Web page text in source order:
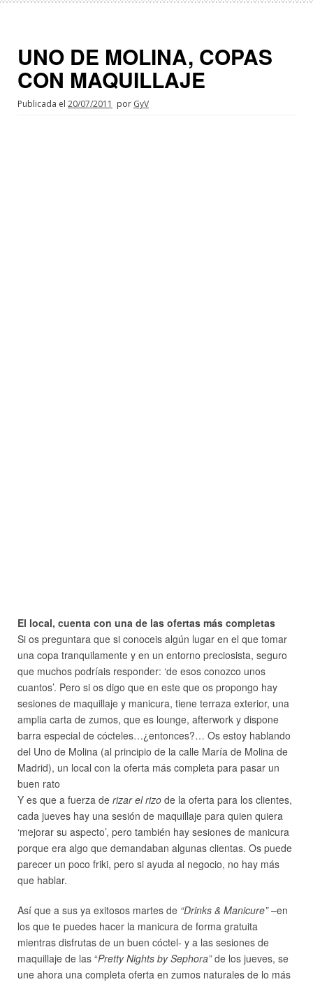
UNO DE MOLINA, COPAS
CON MAQUILLAJE
Publicada el 20/07/2011 por GyV
El local, cuenta con una de las ofertas más completas
Si os preguntara que si conoceis algún lugar en el que tomar
una copa tranquilamente y en un entorno preciosista, seguro
que muchos podríais responder: ‘de esos conozco unos
cuantos’. Pero si os digo que en este que os propongo hay
sesiones de maquillaje y manicura, tiene terraza exterior, una
amplia carta de zumos, que es lounge, afterwork y dispone
barra especial de cócteles…¿entonces?… Os estoy hablando
del Uno de Molina (al principio de la calle María de Molina de
Madrid), un local con la oferta más completa para pasar un
buen rato
Y es que a fuerza de rizar el rizo de la oferta para los clientes,
cada jueves hay una sesión de maquillaje para quien quiera
‘mejorar su aspecto’, pero también hay sesiones de manicura
porque era algo que demandaban algunas clientas. Os puede
parecer un poco friki, pero si ayuda al negocio, no hay más
que hablar.
Así que a sus ya exitosos martes de “Drinks & Manicure”–en
los que te puedes hacer la manicura de forma gratuita
mientras disfrutas de un buen cóctel- y a las sesiones de
maquillaje de las “Pretty Nights by Sephora”de los jueves, se
une ahora una completa oferta en zumos naturales de lo más